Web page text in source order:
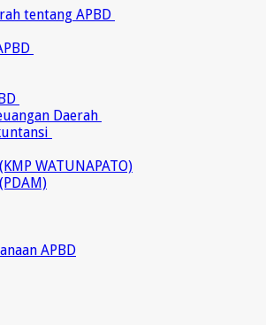
tentang APBD
Daerah
WATUNAPATO)
APBD